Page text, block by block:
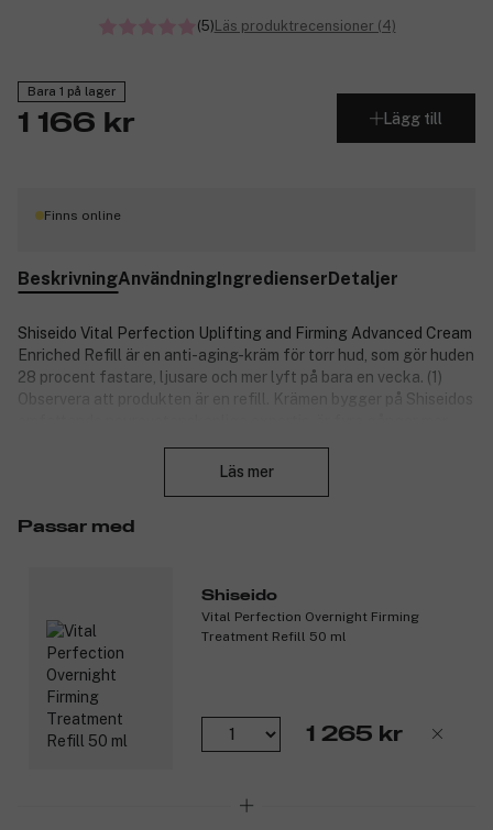
(5)Läs produktrecensioner (4)
Bara 1 på lager
1 166 kr Lägg till
Finns online
BeskrivningAnvändningIngredienserDetaljer
Shiseido Vital Perfection Uplifting and Firming Advanced Cream
Enriched Refill är en anti-aging-kräm för torr hud, som gör huden
28 procent fastare, ljusare och mer lyft på bara en vecka. (1)
Observera att produkten är en refill. Krämen bygger på Shiseidos
teknologierna SafflowerRED™ och ReneuraRED Technology™
japansk orkidé innebär att krämen inte bara ger kliniskt
procent mindre plastavfall än originalförpackningen.
Egenskaper:
Refill.
Perfekt för torr hud. Minskar rynkor och slapphet.
Kliniskt bevisad förmåga att göra huden fastare och
ljusare på bara en vecka. (1)
Läs mer
Passar med
Shiseido
Vital Perfection Overnight Firming
Treatment Refill 50 ml
1 265 kr